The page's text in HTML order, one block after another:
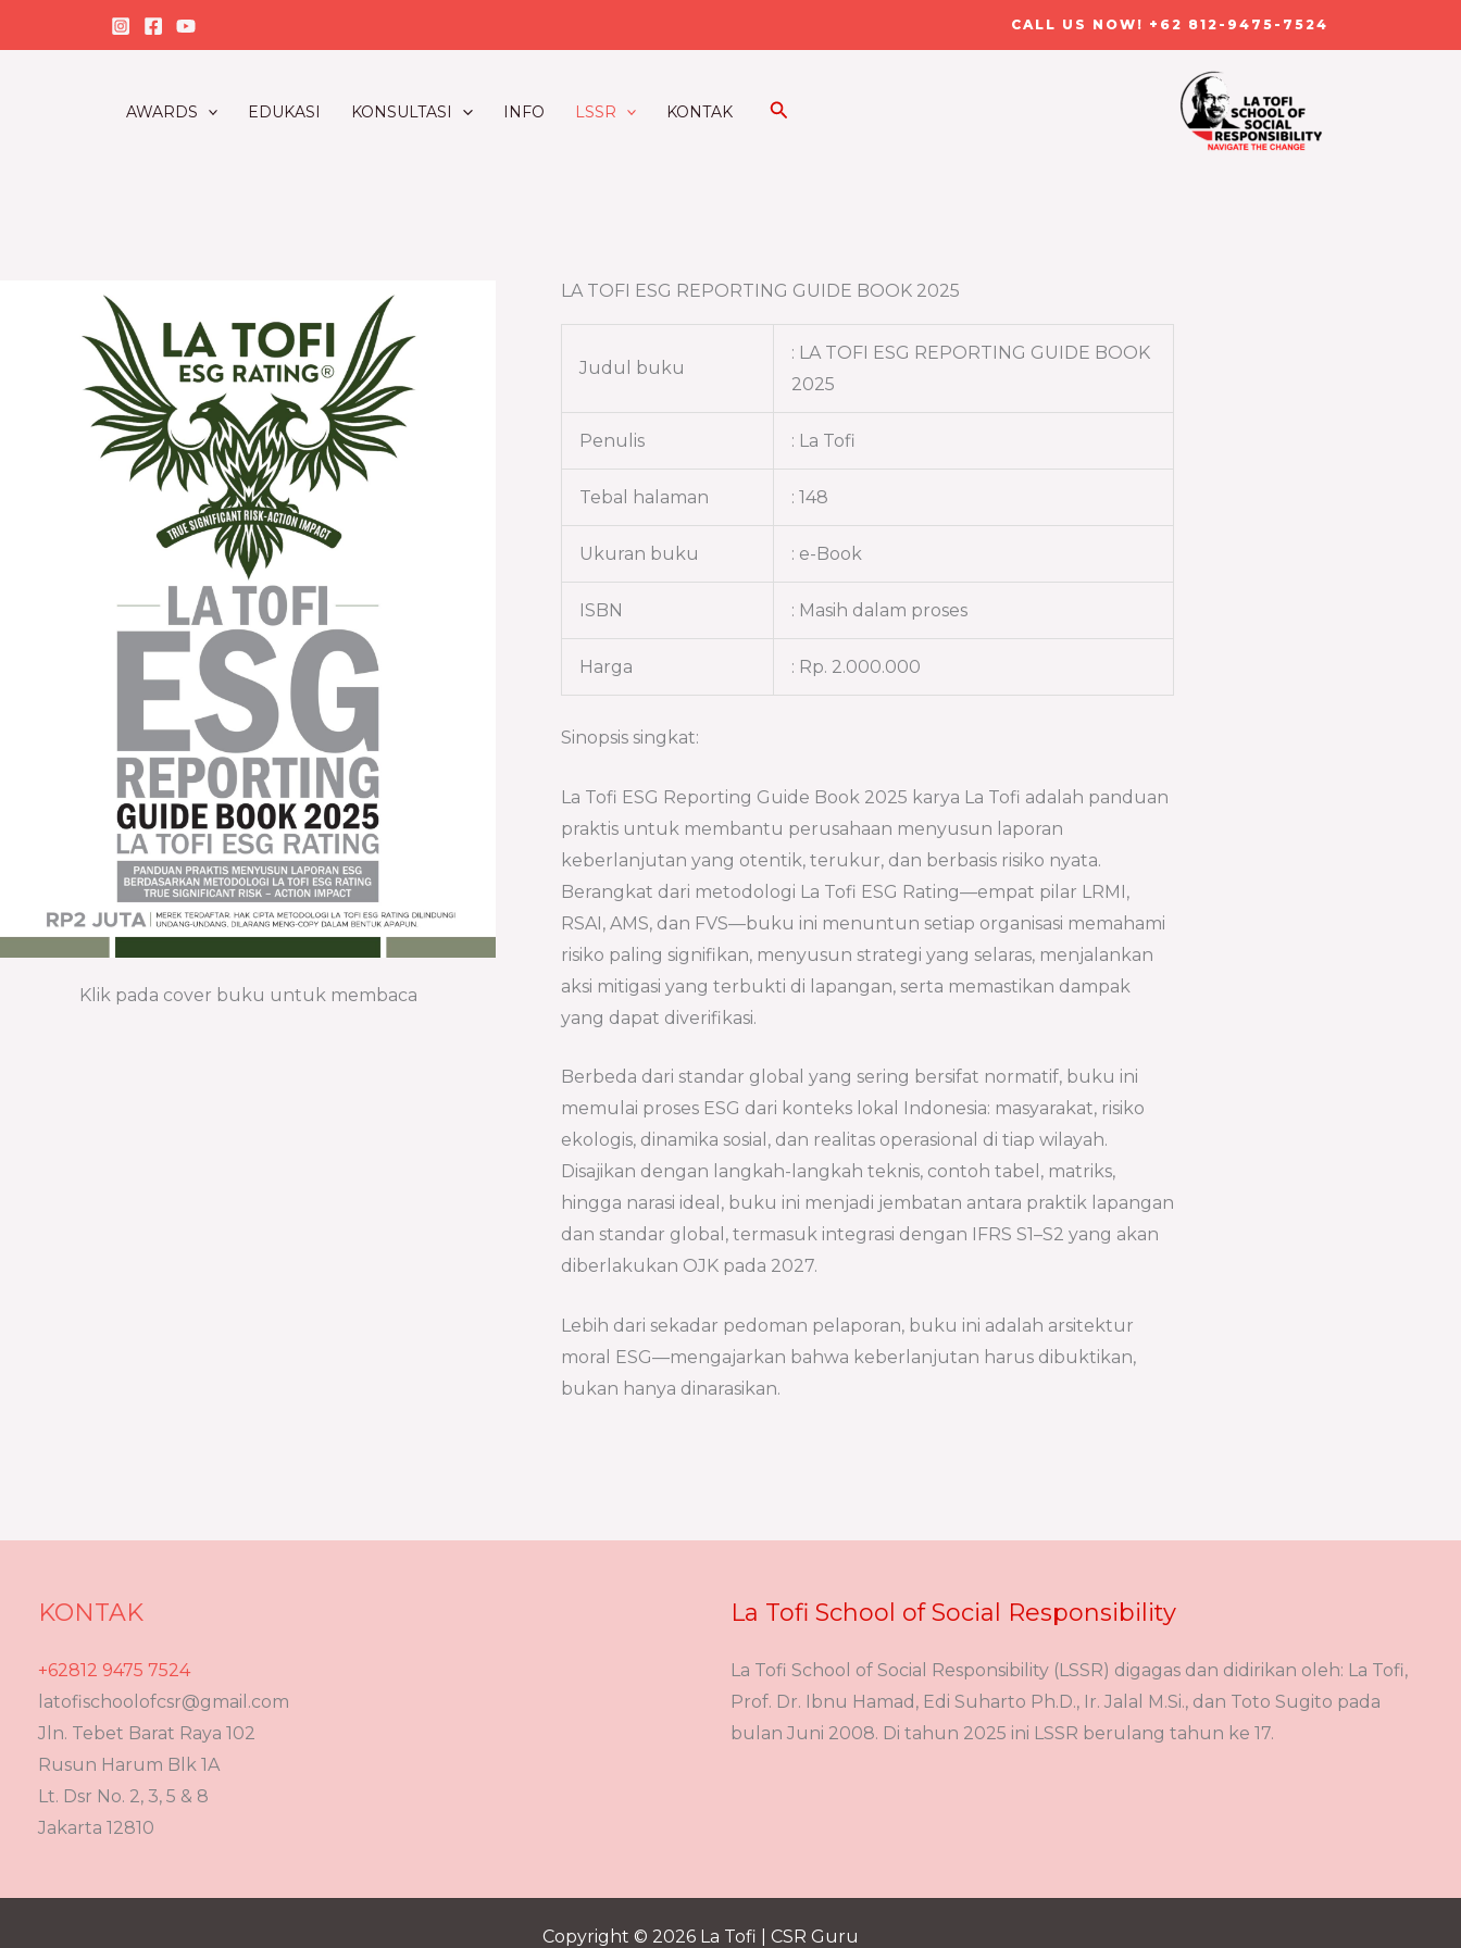
to
CALL US NOW! +62 812-9475-7524
AWARDS EDUKASI KONSULTASI INFO LSSR KONTAK Search
Klik pada cover buku untuk membaca
LA TOFI ESG REPORTING GUIDE BOOK 2025
Judul buku
: LA TOFI ESG REPORTING GUIDE BOOK
2025
Penulis : La Tofi
Tebal halaman : 148
Ukuran buku : e-Book
ISBN : Masih dalam proses
Harga : Rp. 2.000.000
Sinopsis singkat:
La Tofi ESG Reporting Guide Book 2025 karya La Tofi adalah panduan
praktis untuk membantu perusahaan menyusun laporan
keberlanjutan yang otentik, terukur, dan berbasis risiko nyata.
Berangkat dari metodologi La Tofi ESG Rating—empat pilar LRMI,
RSAI, AMS, dan FVS—buku ini menuntun setiap organisasi memahami
risiko paling signifikan, menyusun strategi yang selaras, menjalankan
aksi mitigasi yang terbukti di lapangan, serta memastikan dampak
yang dapat diverifikasi.
Berbeda dari standar global yang sering bersifat normatif, buku ini
memulai proses ESG dari konteks lokal Indonesia: masyarakat, risiko
ekologis, dinamika sosial, dan realitas operasional di tiap wilayah.
Disajikan dengan langkah-langkah teknis, contoh tabel, matriks,
hingga narasi ideal, buku ini menjadi jembatan antara praktik lapangan
dan standar global, termasuk integrasi dengan IFRS S1–S2 yang akan
diberlakukan OJK pada 2027.
Lebih dari sekadar pedoman pelaporan, buku ini adalah arsitektur
moral ESG—mengajarkan bahwa keberlanjutan harus dibuktikan,
bukan hanya dinarasikan.
KONTAK
+62812 9475 7524
latofischoolofcsr@gmail.com
Jln. Tebet Barat Raya 102
Rusun Harum Blk 1A
Lt. Dsr No. 2, 3, 5 & 8
Jakarta 12810
La Tofi School of Social Responsibility
La Tofi School of Social Responsibility (LSSR) digagas dan didirikan oleh: La Tofi,
Prof. Dr. Ibnu Hamad, Edi Suharto Ph.D., Ir. Jalal M.Si., dan Toto Sugito pada
bulan Juni 2008. Di tahun 2025 ini LSSR berulang tahun ke 17.
Copyright © 2026 La Tofi | CSR Guru